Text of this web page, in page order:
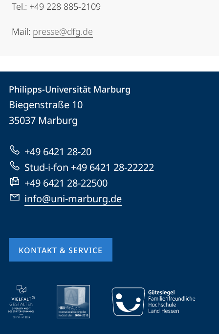
Tel.: +49 228 885-2109
Mail: presse@dfg.de
Kontakt
und
Informationen
zur
Website
Kontaktinformationen
Philipps-
Universität
Marburg
Philipps-Universität Marburg
Biegenstraße 10
35037 Marburg
+49 6421 28-20
Stud-i-fon +49 6421 28-22222
+49 6421 28-22500
info@uni-marburg.de
KONTAKT & SERVICE
Mobile-
Service-
Navigation